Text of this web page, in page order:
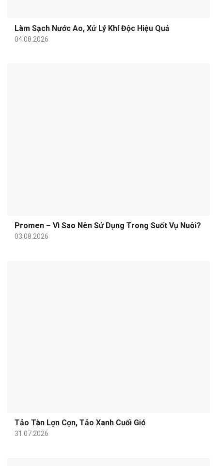
Làm Sạch Nước Ao, Xử Lý Khí Độc Hiệu Quả
04.08.2026
Promen – Vì Sao Nên Sử Dụng Trong Suốt Vụ Nuôi?
03.08.2026
Tảo Tàn Lợn Cợn, Tảo Xanh Cuối Gió
31.07.2026